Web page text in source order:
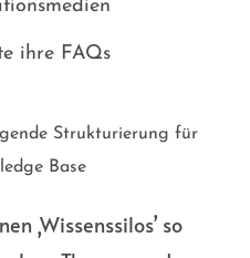
Strukturierung für
Base
‚Wissens­silos’ so